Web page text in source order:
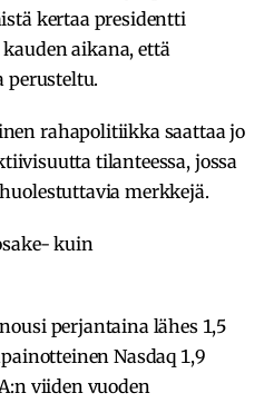
kertaa presidentti
aikana, että
perusteltu.
rahapolitiikka saattaa jo
tilanteessa, jossa
merkkejä.
kuin
perjantaina lähes 1,5
Nasdaq 1,9
viiden vuoden